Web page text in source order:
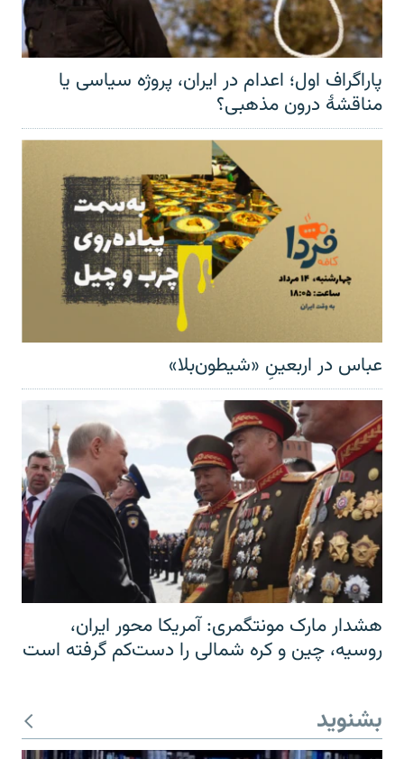
پاراگراف اول؛ اعدام در ایران، پروژه سیاسی یا
مناقشهٔ درون مذهبی؟
عباس در اربعینِ «شیطون‌بلا»
هشدار مارک مونتگمری: آمریکا محور ایران،
روسیه، چین و کره شمالی را دست‌کم گرفته است
بشنوید